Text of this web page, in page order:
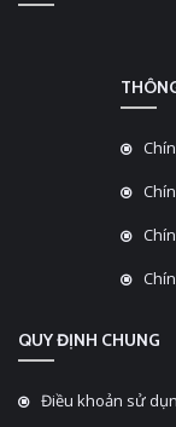
QUY ĐỊNH CHUNG
Điều khoản sử